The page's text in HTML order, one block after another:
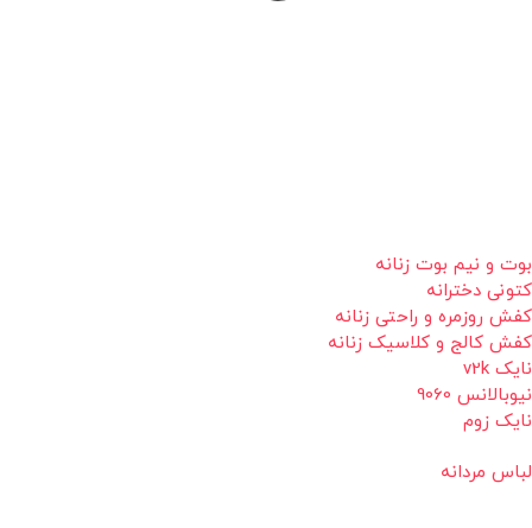
بوت و نیم بوت زنانه
کتونی دخترانه
کفش روزمره و راحتی زنانه
کفش کالج و کلاسیک زنانه
نایک v2k
نیوبالانس 9060
نایک زوم
لباس مردانه